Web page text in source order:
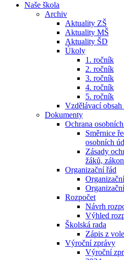
Naše škola
Archiv
Aktuality ZŠ
Aktuality MŠ
Aktuality ŠD
Úkoly
1. ročník
2. ročník
3. ročník
4. ročník
5. ročník
Vzdělávací obsah
Dokumenty
Ochrana
Směrnice
osobních
Zásady
žáků,
Organizační řád
Rozpočet
Návrh
Výhled
Školská rada
Zápis z
Výroční zprávy
Výroční